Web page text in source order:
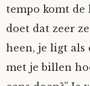
Spelican
Stefan
tempo komt de
doet dat zeer
heen, je ligt als
met je billen